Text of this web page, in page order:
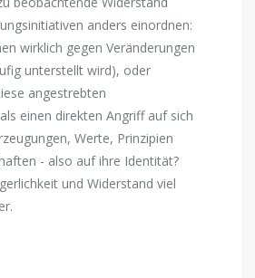
anders einordnen:
wirklich gegen Veränderungen
unterstellt wird), oder
angestrebten
einen direkten Angriff auf sich
Werte, Prinzipien
- also auf ihre Identität?
und Widerstand viel